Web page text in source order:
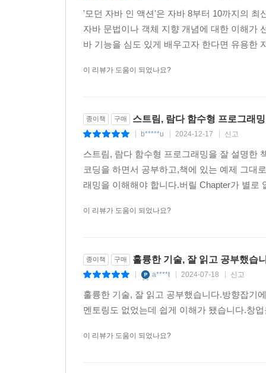
'모던 자바 인 액션'은 자바 8부터 10까지의
자바 문법이나 객체 지향 개념에 대한 이해가
바 기능을 심도 있게 배우고자 한다면 유용한
이 리뷰가 도움이 되었나요?
종이책 구매 스트림, 람다 함수형 프로그래
b*****u 2024-12-17 신고
스트림, 람다 함수형 프로그래밍을 잘 설명한
코딩을 하면서 공부하고,책에 있는 예제 그대
래밍을 이해해야 합니다.버릴 Chapter가 별
이 리뷰가 도움이 되었나요?
종이책 구매 훌륭한 기술, 잘 읽고 공부했습
a****t 2024-07-18 신고
훌륭한 기술, 잘 읽고 공부했습니다.방향잡기
멘토링도 없었는데 쉽게 이해가 됐습니다.창
이 리뷰가 도움이 되었나요?